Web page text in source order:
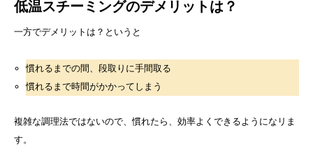
低温スチーミングのデメリットは？
一方でデメリットは？というと
慣れるまでの間、段取りに手間取る
慣れるまで時間がかかってしまう
複雑な調理法ではないので、慣れたら、効率よくできるようになリま
す。